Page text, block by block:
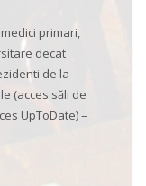
primari,
decat
de la
(acces săli de
UpToDate) –